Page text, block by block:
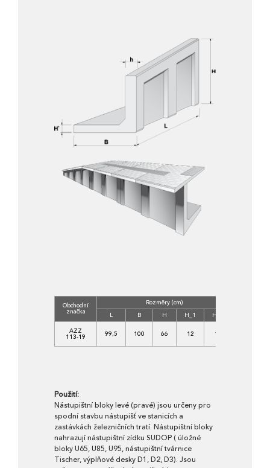
Obchodní
značka
Rozměry (cm)
L B H H_1
H_2
AZZ
113-19 99,5 100 66 12 18
Použití:
Nástupištní bloky levé (pravé) jsou určeny pro
spodní stavbu nástupišť ve stanicích a
zastávkách železničních tratí. Nástupištní bloky
nahrazují nástupištní zídku SUDOP ( úložné
bloky U65, U85, U95, nástupištní tvárnice
Tischer, výplňové desky D1, D2, D3). Jsou